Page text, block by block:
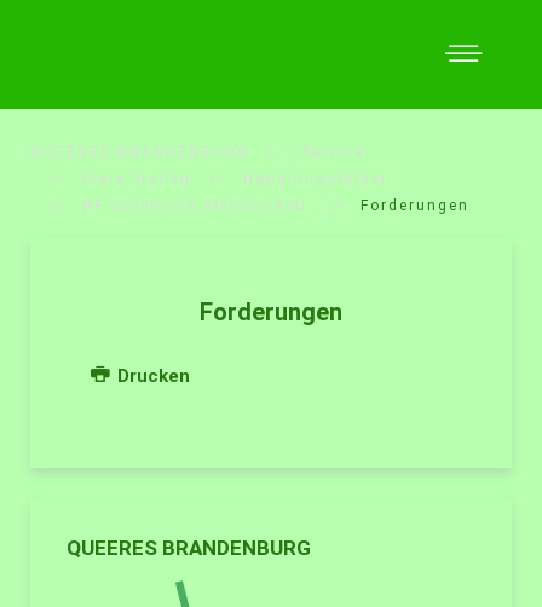
QUEERES BRANDENBURG
Service
Freie Stellen
Handlungsfelder
HF Lesbische Sichtbarkeit
Forderungen
Forderungen
Drucken
QUEERES BRANDENBURG